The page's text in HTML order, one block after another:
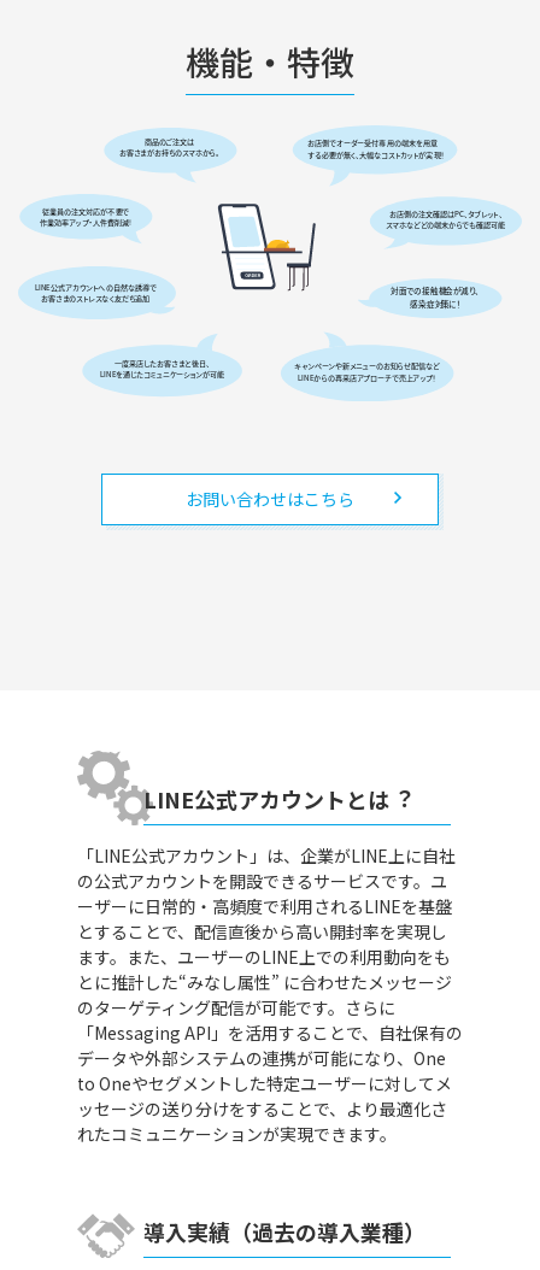
機能・特徴
お問い合わせはこちら
LINE公式アカウントとは︖
「LINE公式アカウント」は、企業がLINE上に自社
の公式アカウントを開設できるサービスです。ユ
ーザーに日常的・高頻度で利用されるLINEを基盤
とすることで、配信直後から高い開封率を実現し
ます。また、ユーザーのLINE上での利用動向をも
とに推計した“みなし属性” に合わせたメッセージ
のターゲティング配信が可能です。さらに
「Messaging API」を活用することで、自社保有の
データや外部システムの連携が可能になり、One
to Oneやセグメントした特定ユーザーに対してメ
ッセージの送り分けをすることで、より最適化さ
れたコミュニケーションが実現できます。
導入実績（過去の導入業種）